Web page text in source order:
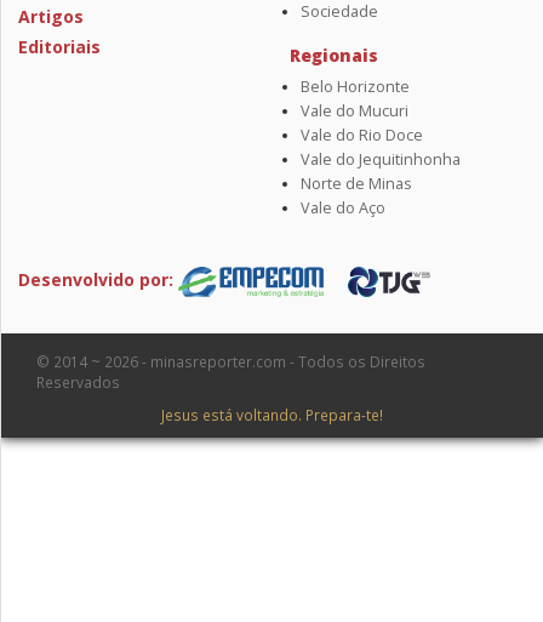
Artigos
Editoriais
Sociedade
Regionais
Belo Horizonte
Vale do Mucuri
Vale do Rio Doce
Vale do Jequitinhonha
Norte de Minas
Vale do Aço
Desenvolvido por:
© 2014 ~ 2026 - minasreporter.com - Todos os Direitos
Reservados
Jesus está voltando. Prepara-te!